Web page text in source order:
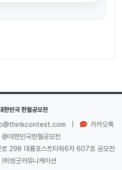
민국 헌혈공모전
카카오톡
대한민국헌혈공모전
298 대륭포스트타워6차 607호 공모전
㈜씽굿커뮤니케이션